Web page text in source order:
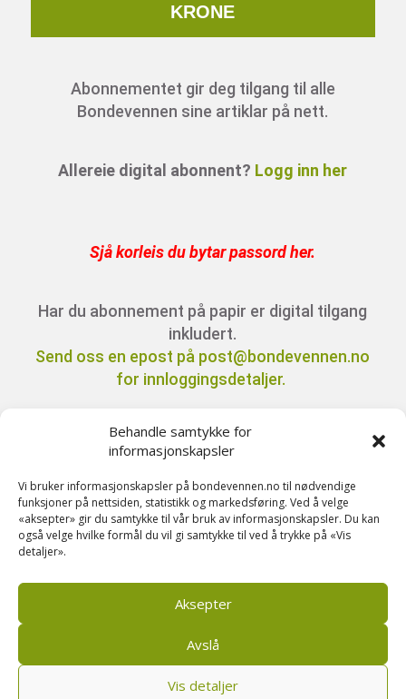
Behandle samtykke for
informasjonskapsler
Vi bruker informasjonskapsler på bondevennen.no til nødvendige
funksjoner på nettsiden, statistikk og markedsføring. Ved å velge
«aksepter» gir du samtykke til vår bruk av informasjonskapsler. Du kan
også velge hvilke formål du vil gi samtykke til ved å trykke på «Vis
detaljer».
Aksepter
Avslå
Vis detaljer
KRONE
Abonnementet gir deg tilgang til alle
Bondevennen sine artiklar på nett.
Allereie digital abonnent? Logg inn her
Sjå korleis du bytar passord her.
Har du abonnement på papir er digital tilgang
inkludert.
Send oss en epost på post@bondevennen.no
for innloggingsdetaljer.
Har du spørsmål angående abonnement?
Kontakt oss på telefon 51 88 72 61 eller send
ein e-post til
post@bondevennen.no.
Mjølkeku,Mjølkeproduksjon,Storfe